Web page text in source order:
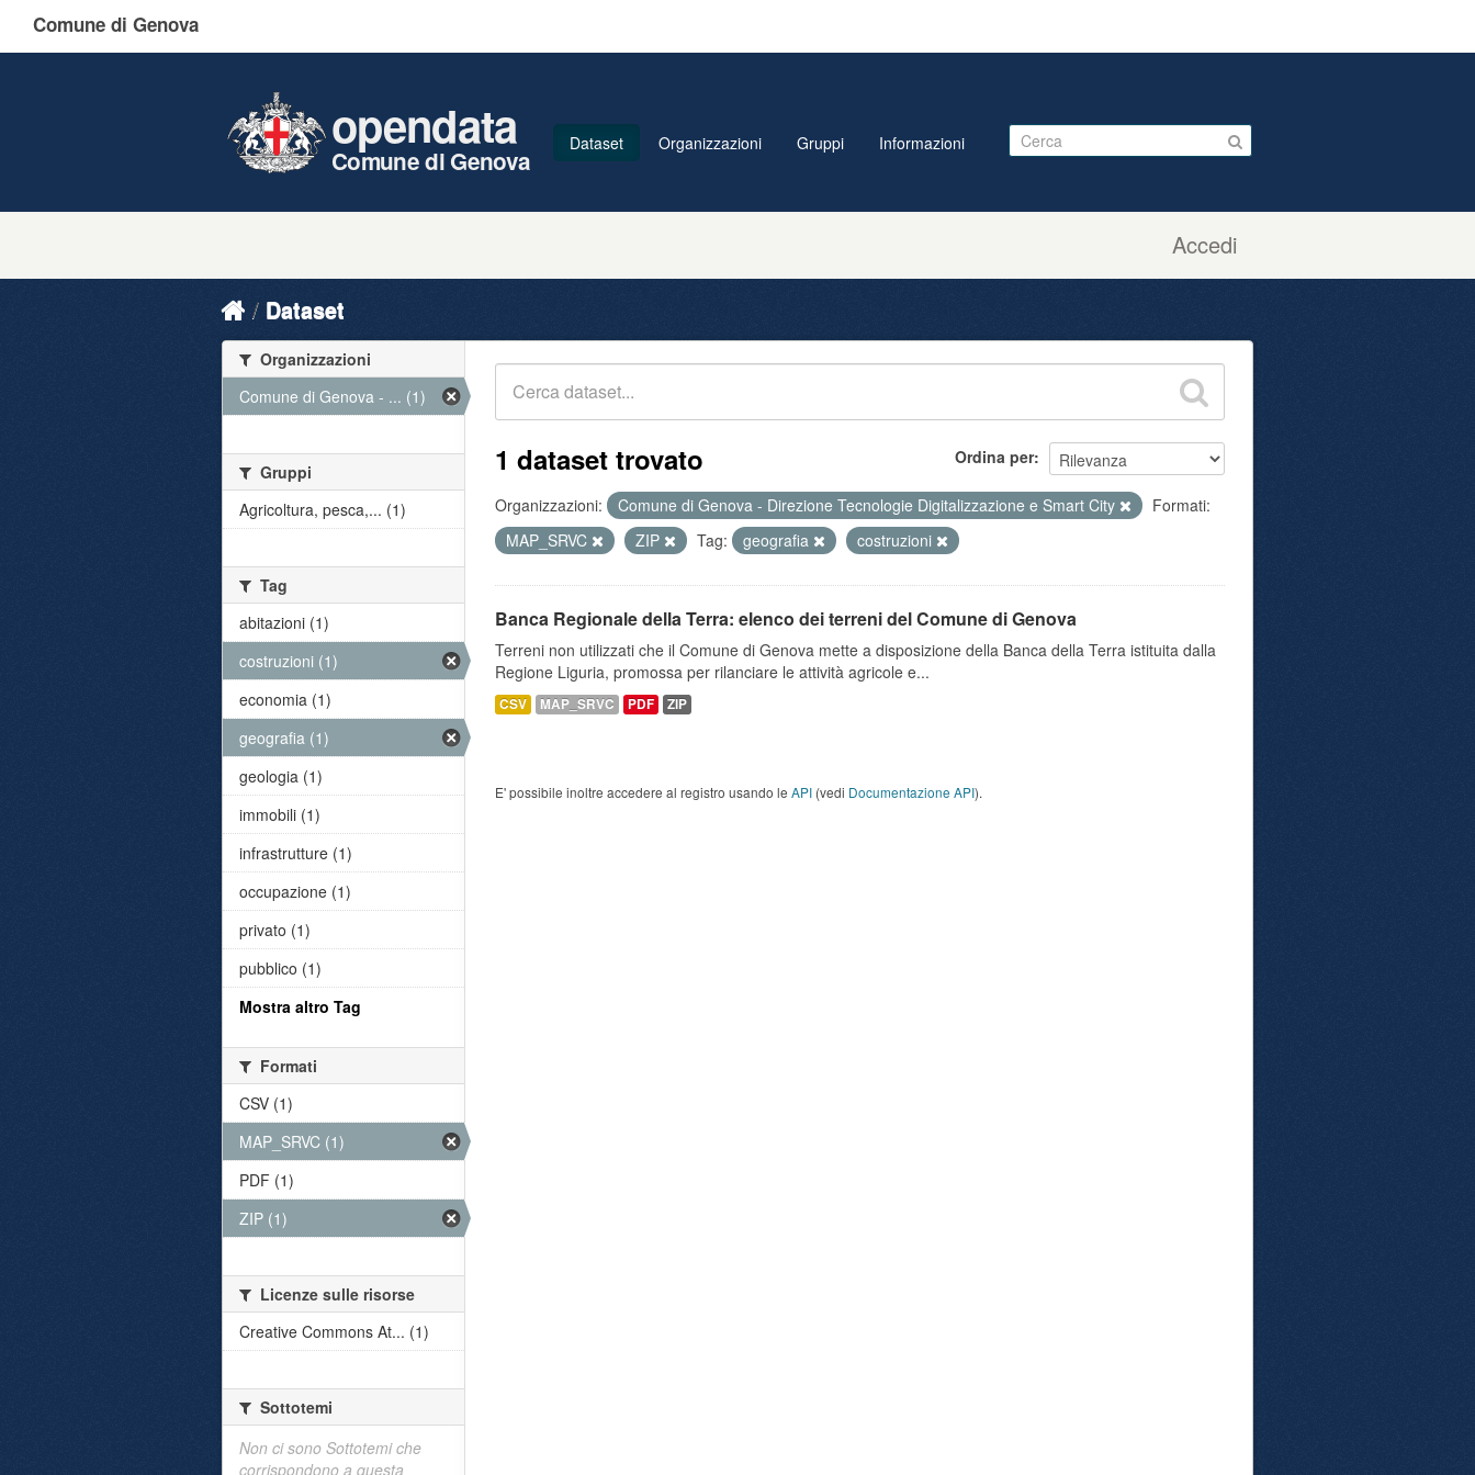
Comune di Genova
Accedi
opendata
Comune di Genova
Dataset Organizzazioni Gruppi Informazioni
Dataset
Ordina per
1 dataset trovato
Organizzazioni: Comune di Genova - Direzione Tecnologie Digitalizzazione e Smart City
Formati:
MAP_SRVC
ZIP Tag: geografia costruzioni
Banca Regionale della Terra: elenco dei terreni del Comune di Genova
Terreni non utilizzati che il Comune di Genova mette a disposizione della Banca della Terra istituita dalla
Regione Liguria, promossa per rilanciare le attività agricole e...
CSV MAP_SRVC PDF ZIP
E' possibile inoltre accedere al registro usando le API (vedi Documentazione API).
Organizzazioni
Comune di Genova - ... (1)
Gruppi
Agricoltura, pesca,... (1)
Tag
abitazioni (1)
costruzioni (1)
economia (1)
geografia (1)
geologia (1)
immobili (1)
infrastrutture (1)
occupazione (1)
privato (1)
pubblico (1)
Mostra altro Tag
Formati
CSV (1)
MAP_SRVC (1)
PDF (1)
ZIP (1)
Licenze sulle risorse
Creative Commons At... (1)
Sottotemi
Non ci sono Sottotemi che
corrispondono a questa